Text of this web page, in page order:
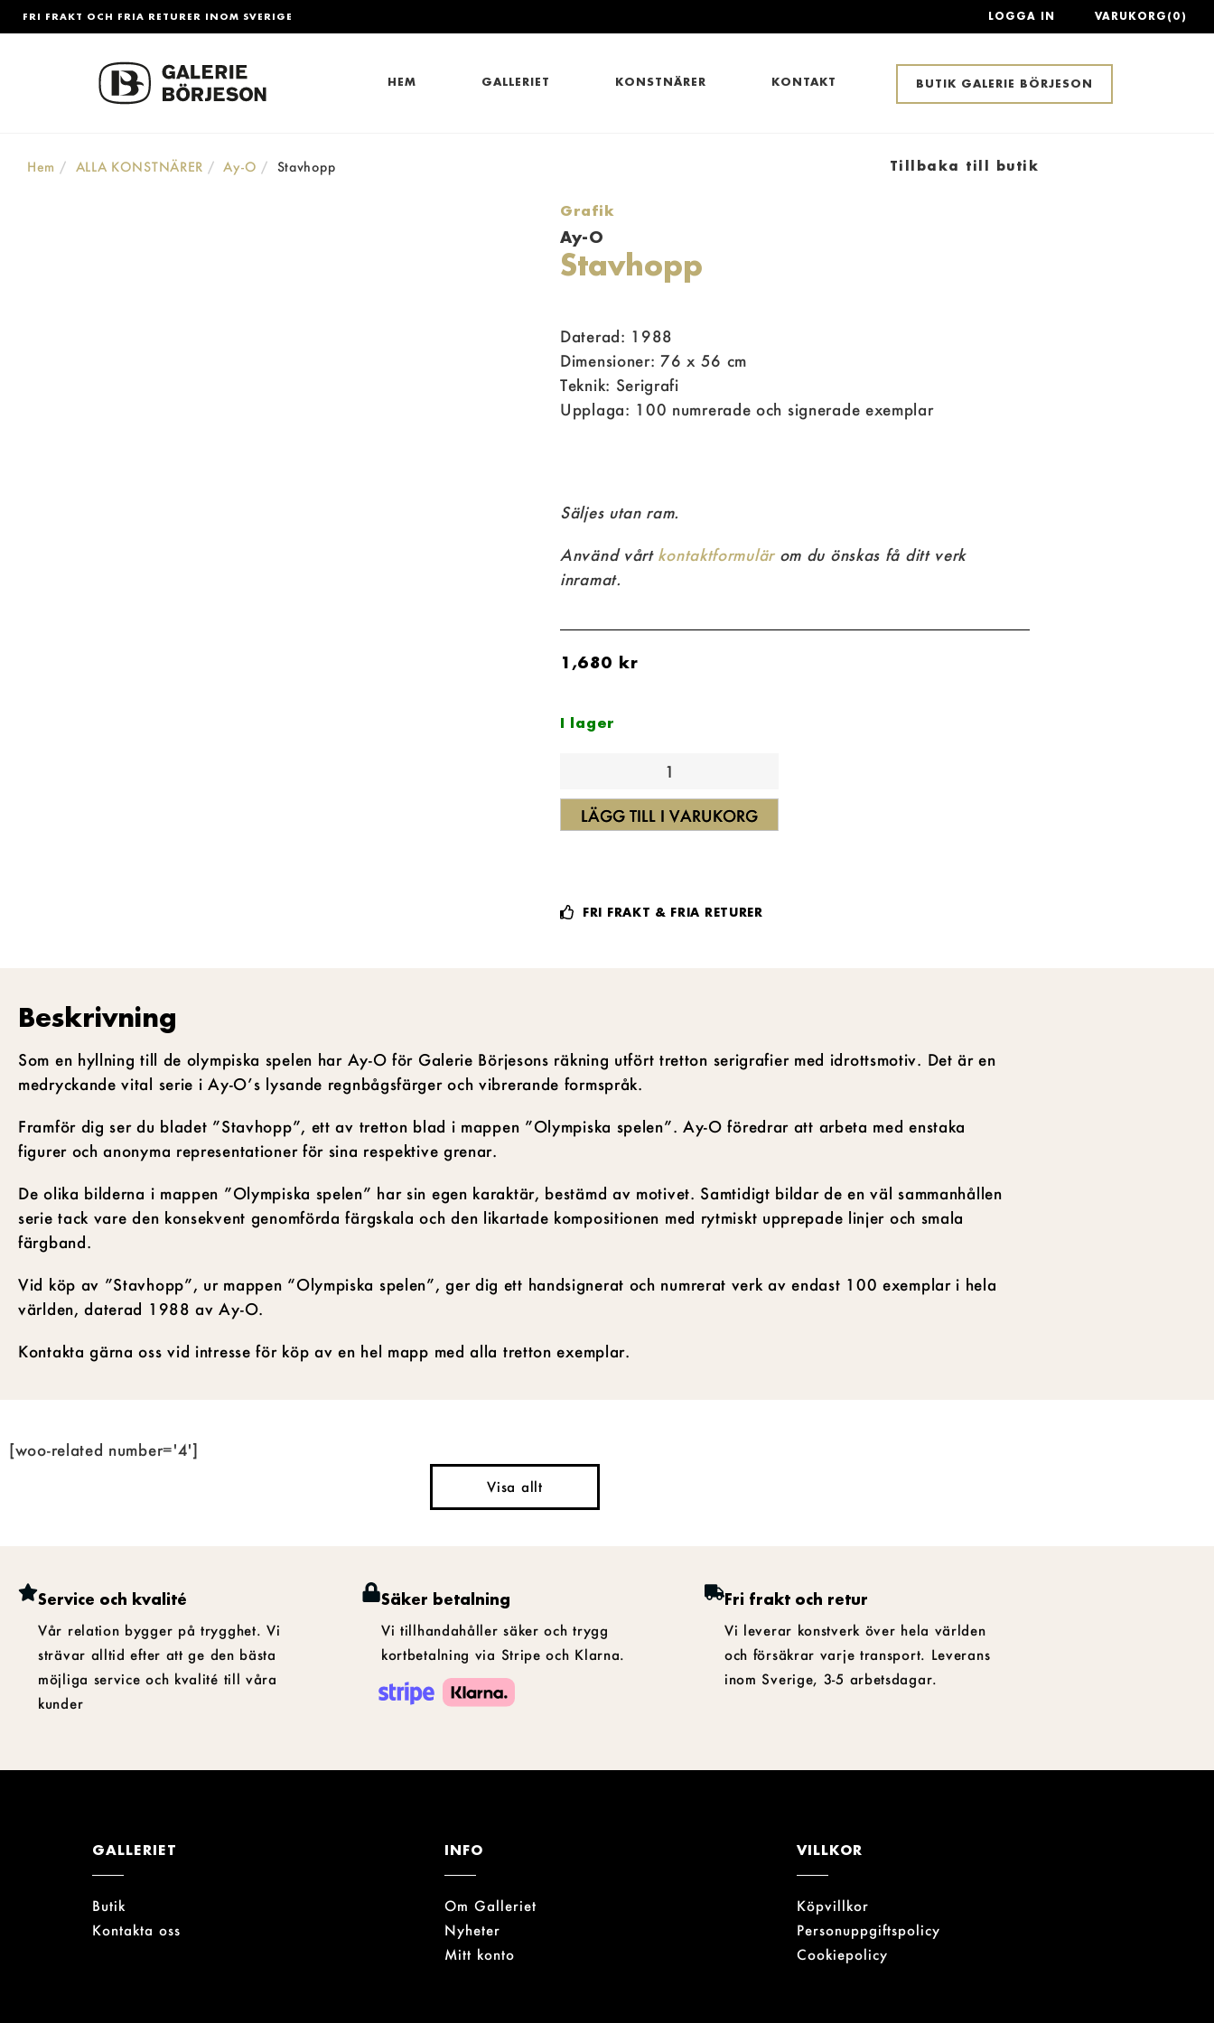
FRI FRAKT OCH FRIA RETURER INOM SVERIGE LOGGA IN VARUKORG(0)
HEM GALLERIET KONSTNÄRER KONTAKT BUTIK GALERIE BÖRJESON
Hem ALLA KONSTNÄRER Ay-O Stavhopp Tillbaka till butik
Grafik
Ay-O
Stavhopp
Daterad: 1988
Dimensioner: 76 x 56 cm
Teknik: Serigrafi
Upplaga: 100 numrerade och signerade exemplar
Säljes utan ram.
Använd vårt kontaktformulärom du önskas få ditt verk
inramat.
1,680 kr
I lager
LÄGG TILL I VARUKORG
FRI FRAKT & FRIA RETURER
Beskrivning
Som en hyllning till de olympiska spelen har Ay-O för Galerie Börjesons räkning utfört tretton serigrafier med idrottsmotiv. Det är en
medryckande vital serie i Ay-O’s lysande regnbågsfärger och vibrerande formspråk.
Framför dig ser du bladet ”Stavhopp”, ett av tretton blad i mappen ”Olympiska spelen”. Ay-O föredrar att arbeta med enstaka
figurer och anonyma representationer för sina respektive grenar.
De olika bilderna i mappen ”Olympiska spelen” har sin egen karaktär, bestämd av motivet. Samtidigt bildar de en väl sammanhållen
serie tack vare den konsekvent genomförda färgskala och den likartade kompositionen med rytmiskt upprepade linjer och smala
färgband.
Vid köp av ”Stavhopp”, ur mappen “Olympiska spelen”, ger dig ett handsignerat och numrerat verk av endast 100 exemplar i hela
världen, daterad 1988 av Ay-O.
Kontakta gärna oss vid intresse för köp av en hel mapp med alla tretton exemplar.
[woo-related number='4']
Visa allt
Service och kvalité
Vår relation bygger på trygghet. Vi
strävar alltid efter att ge den bästa
möjliga service och kvalité till våra
kunder
Säker betalning
Vi tillhandahåller säker och trygg
kortbetalning via Stripe och Klarna.
Fri frakt och retur
Vi leverar konstverk över hela världen
och försäkrar varje transport. Leverans
inom Sverige, 3-5 arbetsdagar.
GALLERIET
Butik
Kontakta oss
INFO
Om Galleriet
Nyheter
Mitt konto
VILLKOR
Köpvillkor
Personuppgiftspolicy
Cookiepolicy